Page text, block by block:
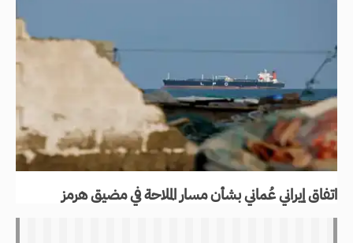
اتفاق إيراني عُماني بشأن مسار الملاحة في مضيق هرمز